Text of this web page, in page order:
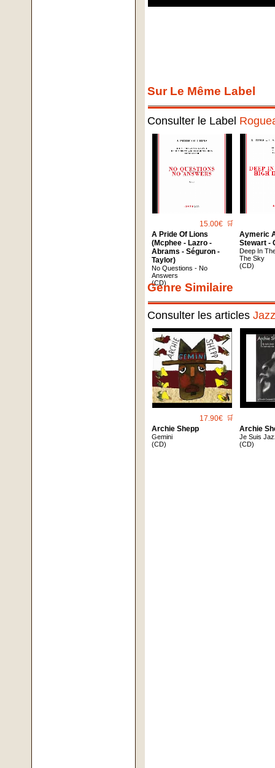
Sur Le Même Label
Consulter le Label
15.00€ 🛒
A Pride Of Lions
(Mcphee - Lazro -
Abrams - Séguron -
Taylor)
No Questions - No
Answers
(CD)
Aymeric
Stewart -
Deep In
The Sky
(CD)
Genre Similaire
Consulter les articles
17.90€ 🛒
Archie Shepp
Gemini
(CD)
Archie
Je Suis
(CD)